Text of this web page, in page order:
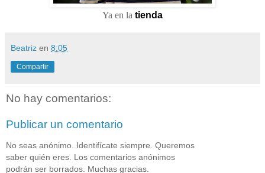
Ya en la tienda
Beatriz en 8:05
Compartir
No hay comentarios:
Publicar un comentario
No seas anónimo. Identifícate siempre. Queremos
saber quién eres. Los comentarios anónimos
podrán ser borrados. Muchas gracias.